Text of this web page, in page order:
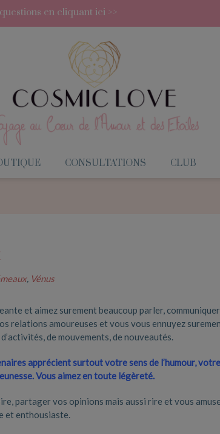
en cliquant ici >>
CONSULTATIONS CLUB
, Vénus
et aimez surement beaucoup parler,
relations amoureuses et vous vous ennuyez
de mouvements, de nouveautés.
apprécient surtout votre sens de l’humour,
Vous aimez en toute légèreté.
partager vos opinions mais aussi rire et vous
et enthousiaste.